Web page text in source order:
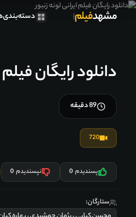
مشهدفیلم
دانلود رایگان فیلم
89 دقیقه
720
پسندیدم 0 نپسندیدم 0
ستارگان: